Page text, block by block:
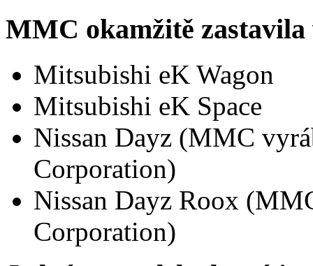
MMC okamžitě
Mitsubishi eK Wagon
Mitsubishi eK Space
Nissan Dayz (MMC
Corporation)
Nissan Dayz Roox
Corporation)